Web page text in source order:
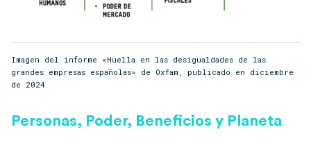
Imagen del informe «Huella en las desigualdades de las
grandes empresas españolas» de Oxfam, publicado en diciembre
de 2024
Personas, Poder, Beneficios y Planeta